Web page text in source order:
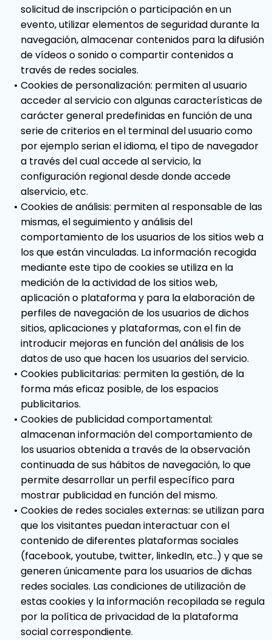
solicitud de inscripción o participación en un
evento, utilizar elementos de seguridad durante la
navegación, almacenar contenidos para la difusión
de vídeos o sonido o compartir contenidos a
través de redes sociales.
Cookies de personalización: permiten al usuario
acceder al servicio con algunas características de
carácter general predefinidas en función de una
serie de criterios en el terminal del usuario como
por ejemplo serian el idioma, el tipo de navegador
a través del cual accede al servicio, la
configuración regional desde donde accede
alservicio, etc.
Cookies de análisis: permiten al responsable de las
mismas, el seguimiento y análisis del
comportamiento de los usuarios de los sitios web a
los que están vinculadas. La información recogida
mediante este tipo de cookies se utiliza en la
medición de la actividad de los sitios web,
aplicación o plataforma y para la elaboración de
perfiles de navegación de los usuarios de dichos
sitios, aplicaciones y plataformas, con el fin de
introducir mejoras en función del análisis de los
datos de uso que hacen los usuarios del servicio.
Cookies publicitarias: permiten la gestión, de la
forma más eficaz posible, de los espacios
publicitarios.
Cookies de publicidad comportamental:
almacenan información del comportamiento de
los usuarios obtenida a través de la observación
continuada de sus hábitos de navegación, lo que
permite desarrollar un perfil específico para
mostrar publicidad en función del mismo.
Cookies de redes sociales externas: se utilizan para
que los visitantes puedan interactuar con el
contenido de diferentes plataformas sociales
(facebook, youtube, twitter, linkedIn, etc..) y que se
generen únicamente para los usuarios de dichas
redes sociales. Las condiciones de utilización de
estas cookies y la información recopilada se regula
por la política de privacidad de la plataforma
social correspondiente.